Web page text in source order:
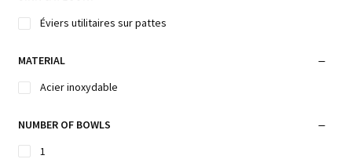
Éviers utilitaires sur pattes
MATERIAL
Acier inoxydable
NUMBER OF BOWLS
1